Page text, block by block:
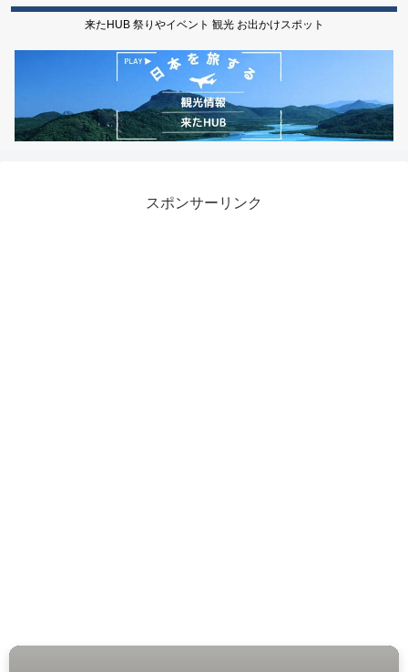
来たHUB 祭りやイベント 観光 お出かけスポット
スポンサーリンク